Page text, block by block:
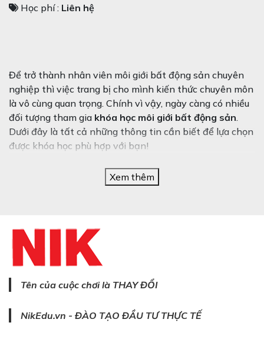
Học phí : Liên hệ
Để trở thành nhân viên môi giới bất động sản chuyên
nghiệp thì việc trang bị cho mình kiến thức chuyên môn
là vô cùng quan trọng. Chính vì vậy, ngày càng có nhiều
đối tượng tham gia khóa học môi giới bất động sản.
Dưới đây là tất cả những thông tin cần biết để lựa chọn
được khóa học phù hợp với bạn!
1. Tổng quan về thị trường
Xem thêm
Tên của cuộc chơi là THAY ĐỔI
NikEdu.vn - ĐÀO TẠO ĐẦU TƯ THỰC TẾ